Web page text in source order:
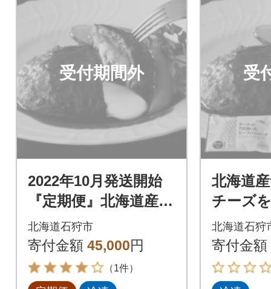
受付期間外
2022年10月発送開始
『定期便』北海道産と
ろけるチーズin道産牛
ハンバーグ120g×12個
全3回
北海道石狩市
寄付金額 45,000円
（1件）
受
北海道
チーズ
ンバー
ろける
バーグ
北海道石狩
寄付金額